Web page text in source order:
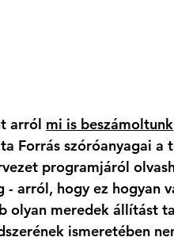
arról mi is beszámoltunk
Forrás szóróanyagai a
programjáról
- arról, hogy ez hogyan
olyan meredek állítást
ismeretében